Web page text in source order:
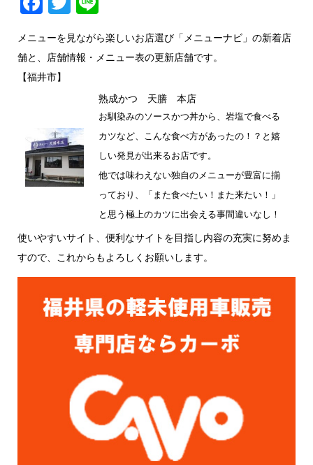
c
e
b
o
k
it
te
n
e
メニューを見ながら楽しいお店選び「メニューナビ」の新着店
舗と、店舗情報・メニュー表の更新店舗です。
【福井市】
熟成かつ 天膳 本店
お馴染みのソースかつ丼から、岩塩で食べる
カツなど、こんな食べ方があったの！？と嬉
しい発見が出来るお店です。
他では味わえない独自のメニューが豊富に揃
っており、「また食べたい！また来たい！」
と思う極上のカツに出会える事間違いなし！
使いやすいサイト、便利なサイトを目指し内容の充実に努めま
すので、これからもよろしくお願いします。